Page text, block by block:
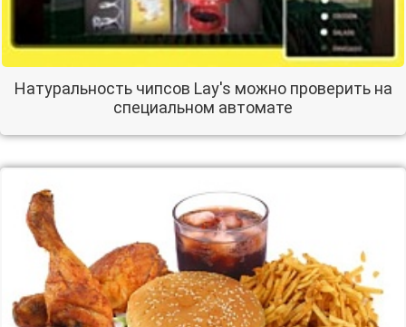
Натуральность чипсов Lay's можно проверить на
специальном автомате